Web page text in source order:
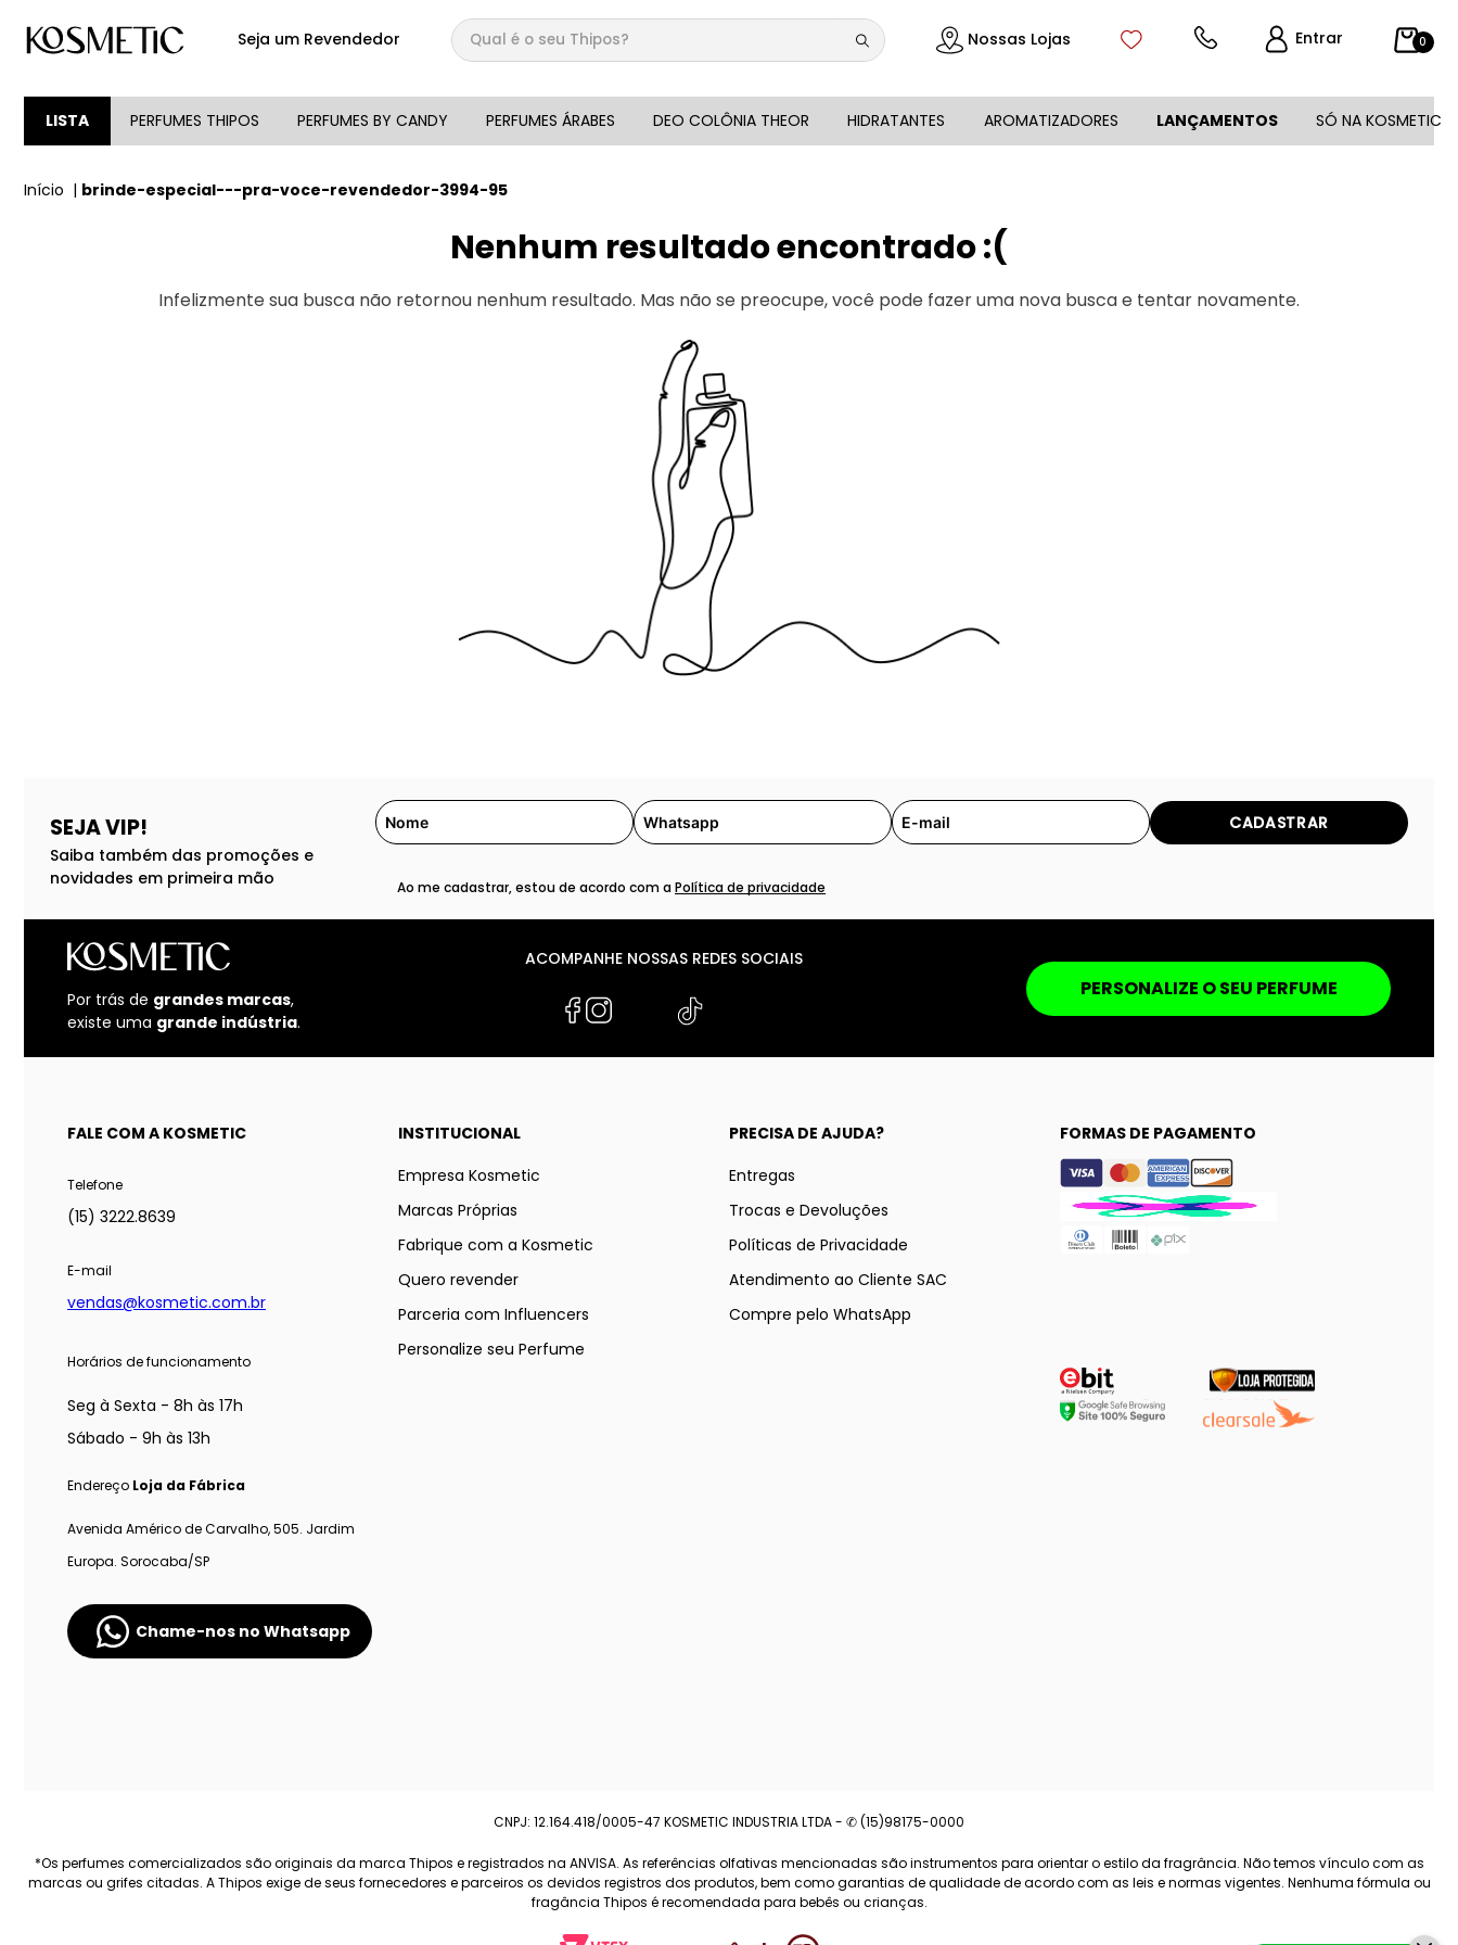
Seja um Revendedor
Qual é o seu Thipos?
Nossas Lojas Entrar 0
LISTA PERFUMES THIPOS PERFUMES BY CANDY PERFUMES ÁRABES DEO COLÔNIA THEOR HIDRATANTES AROMATIZADORES LANÇAMENTOS SÓ NA KOSMETIC
brinde-especial---pra-voce-revendedor-3994-95
Nenhum resultado encontrado :(
Infelizmente sua busca não retornou nenhum resultado. Mas não se preocupe, você pode fazer uma nova busca e tentar novamente.
SEJA VIP!
Saiba também das promoções e
novidades em primeira mão
CADASTRAR
Ao me cadastrar, estou de acordo com aPolítica de privacidade
Por trás de grandes marcas,
existe uma grande indústria.
ACOMPANHE NOSSAS REDES SOCIAIS
PERSONALIZE O SEU PERFUME
FALE COM A KOSMETIC
Telefone
(15) 3222.8639
E-mail
vendas@kosmetic.com.br
Horários de funcionamento
Seg à Sexta - 8h às 17h
Sábado - 9h às 13h
Endereço Loja da Fábrica
Avenida Américo de Carvalho, 505. Jardim
Europa. Sorocaba/SP
Chame-nos no Whatsapp
INSTITUCIONAL
Empresa Kosmetic
Marcas Próprias
Fabrique com a Kosmetic
Quero revender
Parceria com Influencers
Personalize seu Perfume
PRECISA DE AJUDA?
Entregas
Trocas e Devoluções
Políticas de Privacidade
Atendimento ao Cliente SAC
Compre pelo WhatsApp
FORMAS DE PAGAMENTO
CNPJ: 12.164.418/0005-47 KOSMETIC INDUSTRIA LTDA - ✆ (15)98175-0000
*Os perfumes comercializados são originais da marca Thipos e registrados na ANVISA. As referências olfativas mencionadas são instrumentos para orientar o estilo da fragrância. Não temos vínculo com as
marcas ou grifes citadas. A Thipos exige de seus fornecedores e parceiros os devidos registros dos produtos, bem como garantias de qualidade de acordo com as leis e normas vigentes. Nenhuma fórmula ou
fragância Thipos é recomendada para bebês ou crianças.
1 º
144
3º
146
6º
105